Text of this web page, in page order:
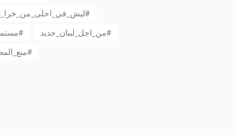
ليش_في_احلى_من_خرا_لبنان#
مستمرون#
من_اجل_لبنان_جديد#
منع_المطامر#